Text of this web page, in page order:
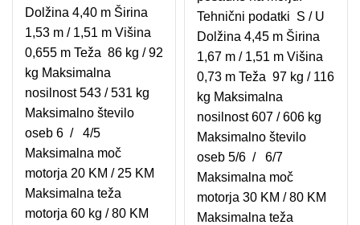
Dolžina 4,40 m Širina
1,53 m / 1,51 m Višina
0,655 m Teža 86 kg / 92
kg Maksimalna
nosilnost 543 / 531 kg
Maksimalno število
oseb 6 / 4/5
Maksimalna moč
motorja 20 KM / 25 KM
Maksimalna teža
motorja 60 kg / 80 KM
Tehnični podatki S / U
Dolžina 4,45 m Širina
1,67 m / 1,51 m Višina
0,73 m Teža 97 kg / 116
kg Maksimalna
nosilnost 607 / 606 kg
Maksimalno število
oseb 5/6 / 6/7
Maksimalna moč
motorja 30 KM / 80 KM
Maksimalna teža